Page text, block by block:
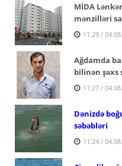
MİDA
mənzilləri
11:29 /
Ağdamda
bilinən şəxs
11:27 /
Dənizdə
səbəbləri
11:24 /